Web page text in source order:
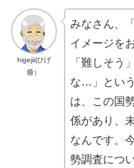
higejii(ひげ
爺）
みなさん、
イメージを
「難しそう
な…」とい
は、この国
係があり、
なんです。
勢調査につ